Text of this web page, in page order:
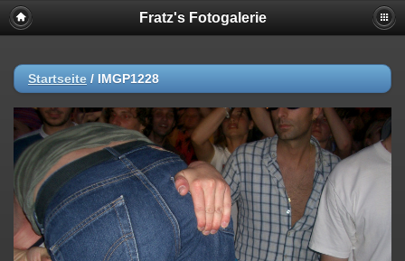
Fratz's Fotogalerie
Startseite / IMGP1228